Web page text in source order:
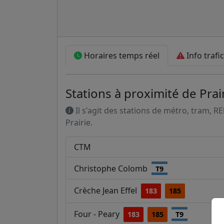
Horaires temps réel Info trafic
Stations à proximité de
Il s'agit des stations de métro, tram,
Prairie.
CTM
Christophe Colomb T9
Crèche Jean Effel 183 185
Four - Peary 183 185 T9